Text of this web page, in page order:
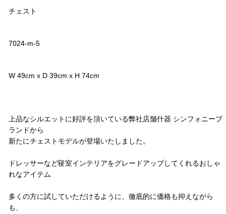
チェスト
7024-m-5
W 49cm x D 39cm x H 74cm
上品なシルエットに好評を頂いている弊社店舗什器 シンフォニーブ
ランドから
新たにチェストモデルが登場いたしました。
ドレッサーなど寝室インテリアをグレードアップしてくれるおしゃ
れなアイテム
多くの方に試していただけるように、徹底的に価格も抑えながら
も、